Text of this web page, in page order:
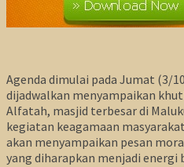
Agenda dimulai pada Jumat (3/
dijadwalkan menyampaikan
Alfatah, masjid terbesar di
kegiatan keagamaan
akan menyampaikan pesan
yang diharapkan menjadi energi